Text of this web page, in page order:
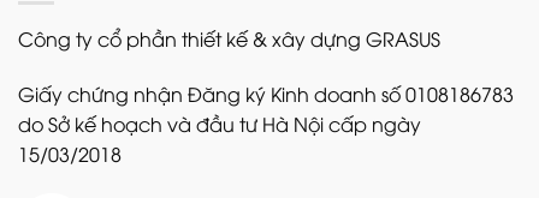
Công ty cổ phần thiết kế & xây dựng GRASUS
Giấy chứng nhận Đăng ký Kinh doanh số 0108186783
do Sở kế hoạch và đầu tư Hà Nội cấp ngày
15/03/2018